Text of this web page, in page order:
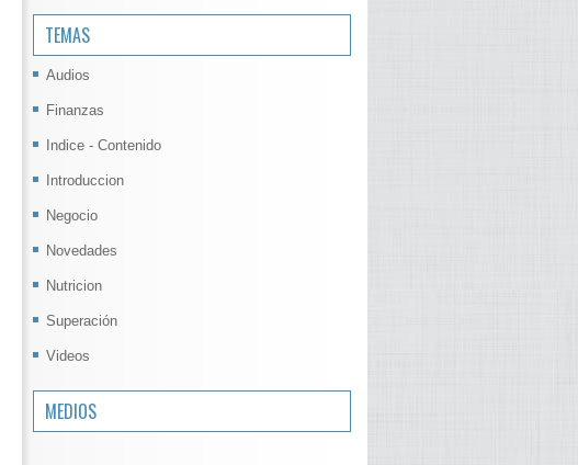
TEMAS
Audios
Finanzas
Indice - Contenido
Introduccion
Negocio
Novedades
Nutricion
Superación
Videos
MEDIOS